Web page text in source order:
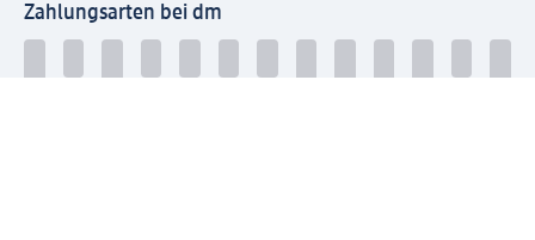
Zahlungsarten bei dm